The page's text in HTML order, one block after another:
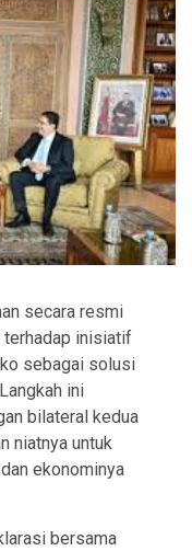
secara resmi
terhadap inisiatif
sebagai solusi
ini
bilateral kedua
niatnya untuk
ekonominya
bersama